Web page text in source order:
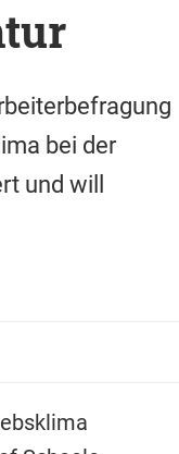
bei der
und will